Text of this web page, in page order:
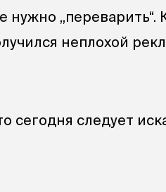
нужно „переварить“.
неплохой
сегодня следует